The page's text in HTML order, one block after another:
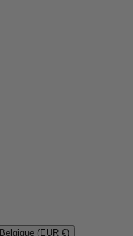
Belgique (EUR €)